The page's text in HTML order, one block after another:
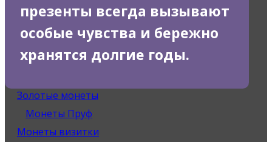
презенты всегда вызывают
особые чувства и бережно
хранятся долгие годы.
Золотые монеты
Монеты Пруф
Монеты визитки